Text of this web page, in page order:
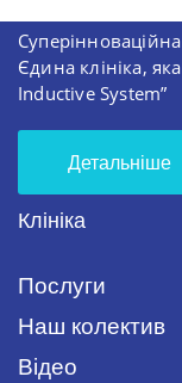
Суперінноваційна
Єдина клініка,
Inductive System”
Детальніше
Клініка
Послуги
Наш колектив
Відео